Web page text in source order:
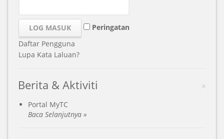
Peringatan
Daftar Pengguna
Lupa Kata Laluan?
Berita & Aktiviti
Portal MyTC
Baca Selanjutnya »